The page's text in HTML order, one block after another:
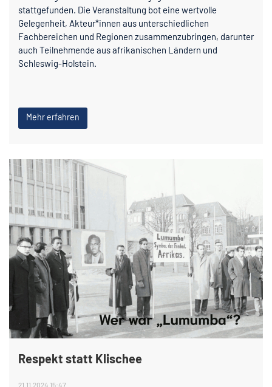
stattgefunden. Die Veranstaltung bot eine wertvolle
Gelegenheit, Akteur*innen aus unterschiedlichen
Fachbereichen und Regionen zusammenzubringen, darunter
auch Teilnehmende aus afrikanischen Ländern und
Schleswig-Holstein.
Mehr erfahren
Respekt statt Klischee
21.11.2024 15:47